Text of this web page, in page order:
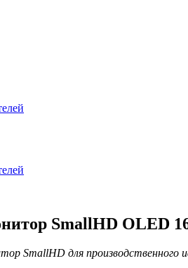
SmallHD OLED
SmallHD для производственного